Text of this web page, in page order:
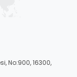
No:900, 16300,